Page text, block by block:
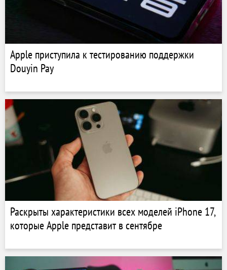
Apple приступила к тестированию поддержки
Douyin Pay
Раскрыты характеристики всех моделей iPhone 17,
которые Apple представит в сентябре